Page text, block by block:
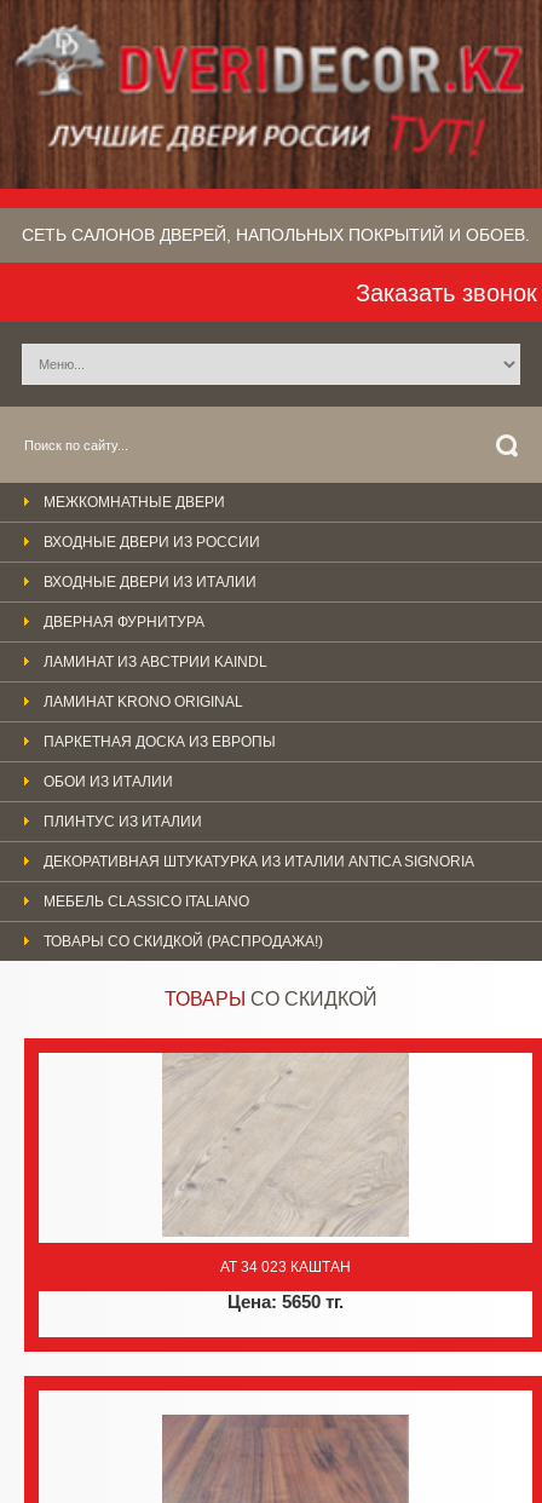
СЕТЬ САЛОНОВ ДВЕРЕЙ, НАПОЛЬНЫХ ПОКРЫТИЙ​ И ОБОЕВ.
Заказать звонок
МЕЖКОМНАТНЫЕ ДВЕРИ
ВХОДНЫЕ ДВЕРИ ИЗ РОССИИ
ВХОДНЫЕ ДВЕРИ ИЗ ИТАЛИИ
ДВЕРНАЯ ФУРНИТУРА
ЛАМИНАТ ИЗ АВСТРИИ KAINDL
ЛАМИНАТ KRONO ORIGINAL
ПАРКЕТНАЯ ДОСКА ИЗ ЕВРОПЫ
ОБОИ ИЗ ИТАЛИИ
ПЛИНТУС ИЗ ИТАЛИИ
ДЕКОРАТИВНАЯ ШТУКАТУРКА ИЗ ИТАЛИИ ANTICA SIGNORIA
МЕБЕЛЬ CLASSICO ITALIANO
ТОВАРЫ СО СКИДКОЙ (РАСПРОДАЖА!)
ТОВАРЫ СО СКИДКОЙ
AT 34 023 КАШТАН
Цена: 5650 тг.